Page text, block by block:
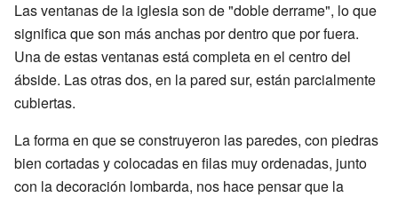
Las ventanas de la iglesia son de "doble derrame", lo que
significa que son más anchas por dentro que por fuera.
Una de estas ventanas está completa en el centro del
ábside. Las otras dos, en la pared sur, están parcialmente
cubiertas.
La forma en que se construyeron las paredes, con piedras
bien cortadas y colocadas en filas muy ordenadas, junto
con la decoración lombarda, nos hace pensar que la